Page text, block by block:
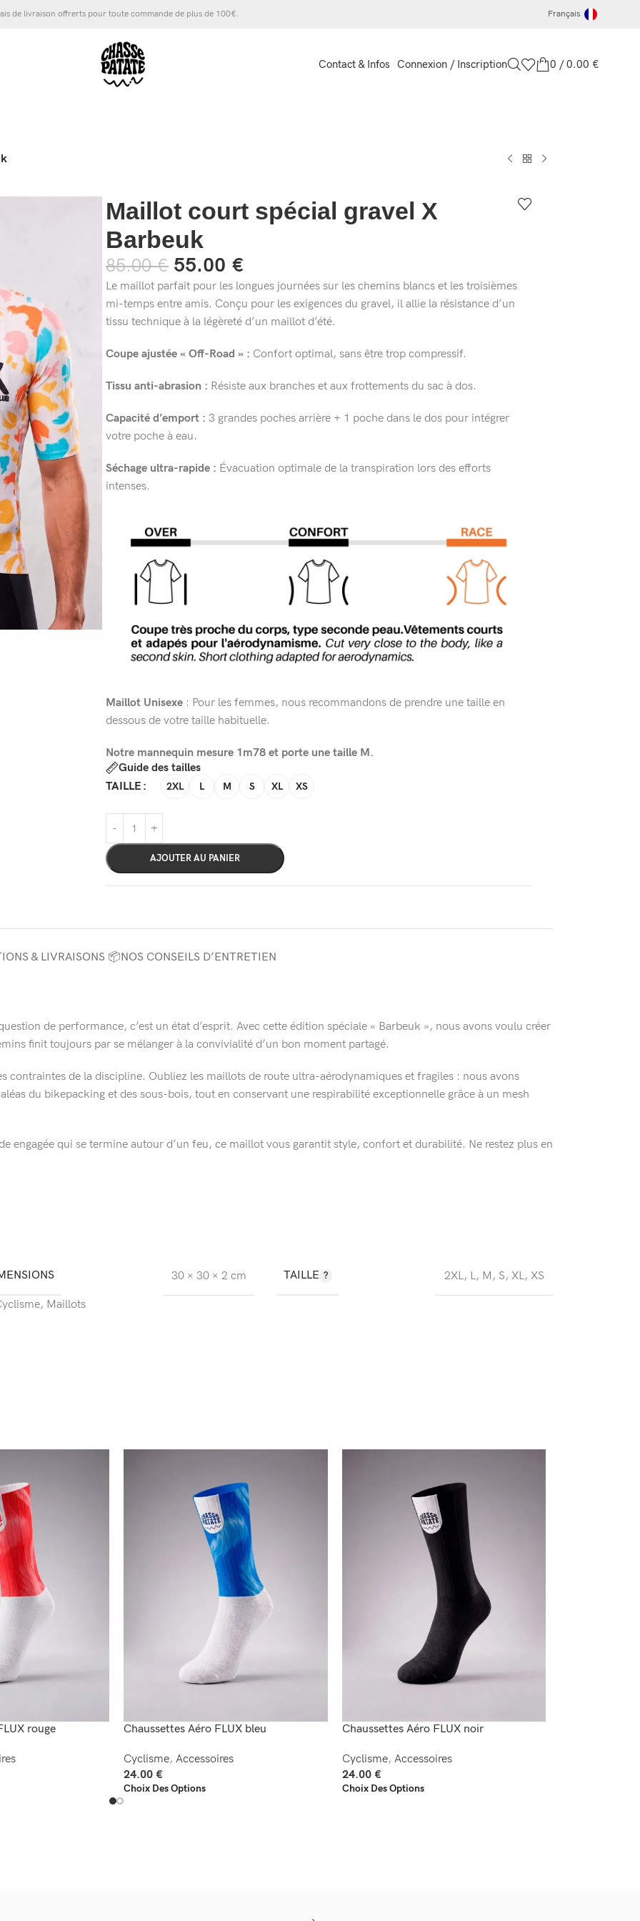
de livraison offrerts pour toute commande de plus de 100€. Français
Contact & Infos Connexion / Inscription 0 / 0.00 €
Maillot court spécial gravel X
Barbeuk
85.00€ 55.00 €
Le maillot parfait pour les longues journées sur les chemins blancs et les troisièmes
mi-temps entre amis. Conçu pour les exigences du gravel, il allie la résistance d’un
tissu technique à la légèreté d’un maillot d’été.
Coupe ajustée « Off-Road » : Confort optimal, sans être trop compressif.
Tissu anti-abrasion : Résiste aux branches et aux frottements du sac à dos.
Capacité d’emport : 3 grandes poches arrière + 1 poche dans le dos pour intégrer
votre poche à eau.
Séchage ultra-rapide : Évacuation optimale de la transpiration lors des efforts
intenses.
Maillot Unisexe : Pour les femmes, nous recommandons de prendre une taille en
dessous de votre taille habituelle.
Notre mannequin mesure 1m78 et porte une taille M.
Guide des tailles
TAILLE
2XL L M S XL XS
AJOUTER AU PANIER
& LIVRAISONS 📦NOS CONSEILS D’ENTRETIEN
de performance, c’est un état d’esprit. Avec cette édition spéciale « Barbeuk », nous avons voulu créer
finit toujours par se mélanger à la convivialité d’un bon moment partagé.
contraintes de la discipline. Oubliez les maillots de route ultra-aérodynamiques et fragiles : nous avons
du bikepacking et des sous-bois, tout en conservant une respirabilité exceptionnelle grâce à un mesh
engagée qui se termine autour d’un feu, ce maillot vous garantit style, confort et durabilité. Ne restez plus en
30 × 30 × 2 cm TAILLE 2XL, L, M, S, XL, XS
, Maillots
rouge Chaussettes Aéro FLUX bleu
Cyclisme, Accessoires
24.00 €
Choix Des Options
Chaussettes Aéro FLUX noir
Cyclisme, Accessoires
24.00 €
Choix Des Options